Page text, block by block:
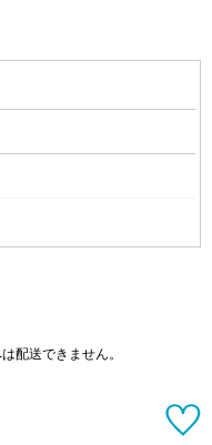
配送できません。